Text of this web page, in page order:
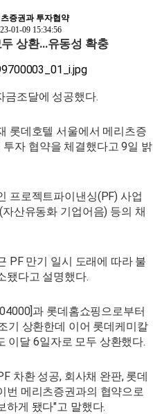
증권과 투자협약
01-09 15:34:56
상환…유동성 확충
금조달에 성공했다.
롯데호텔 서울에서 메리츠증
자 협약을 체결했다고 9일 밝
프로젝트파이낸싱(PF) 사업
산유동화 기업어음) 등의 채
PF 만기 일시 도래에 따라 불
됐다고 설명했다.
과 롯데홈쇼핑으로부터
기 상환한데 이어 롯데케미칼
이달 6일자로 모두 상환했다.
차환 성공, 회사채 완판, 롯데
번 메리츠증권과의 협약으로
하게 됐다"고 말했다.